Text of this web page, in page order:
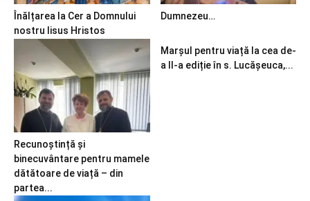
Înălțarea la Cer a Domnului
nostru Iisus Hristos
Dumnezeu…
Recunoștință și
binecuvântare pentru mamele
dătătoare de viață – din
partea...
Marșul pentru viață la cea de-
a II-a ediție în s. Lucășeuca,...